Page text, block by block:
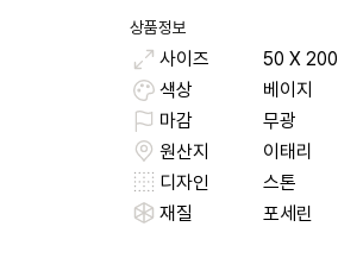
상품정보
사이즈 50 X200
색상
베이지
마감
무광
원산지
이태리
디자인
스톤
재질
포세린